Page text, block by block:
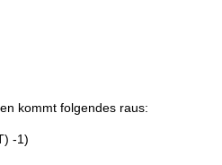
kommt folgendes raus:
-1)